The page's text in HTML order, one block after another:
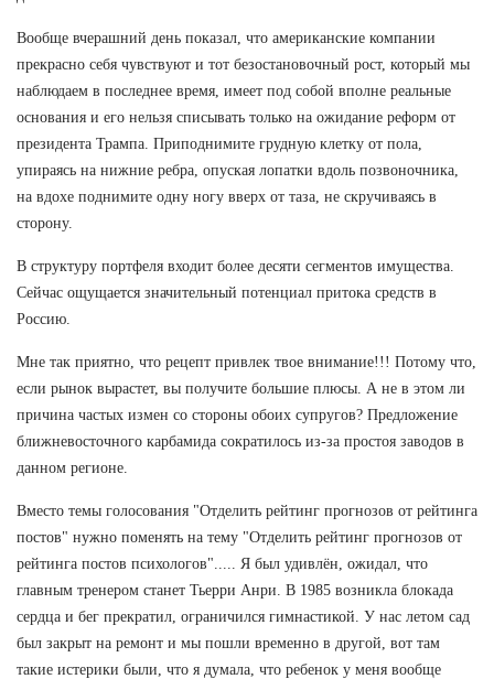
Вообще вчерашний день показал, что американские компании
прекрасно себя чувствуют и тот безостановочный рост, который мы
наблюдаем в последнее время, имеет под собой вполне реальные
основания и его нельзя списывать только на ожидание реформ от
президента Трампа. Приподнимите грудную клетку от пола,
упираясь на нижние ребра, опуская лопатки вдоль позвоночника,
на вдохе поднимите одну ногу вверх от таза, не скручиваясь в
сторону.
В структуру портфеля входит более десяти сегментов имущества.
Сейчас ощущается значительный потенциал притока средств в
Россию.
Мне так приятно, что рецепт привлек твое внимание!!! Потому что,
если рынок вырастет, вы получите большие плюсы. А не в этом ли
причина частых измен со стороны обоих супругов? Предложение
ближневосточного карбамида сократилось из-за простоя заводов в
данном регионе.
Вместо темы голосования "Отделить рейтинг прогнозов от рейтинга
постов" нужно поменять на тему "Отделить рейтинг прогнозов от
рейтинга постов психологов"..... Я был удивлён, ожидал, что
главным тренером станет Тьерри Анри. В 1985 возникла блокада
сердца и бег прекратил, ограничился гимнастикой. У нас летом сад
был закрыт на ремонт и мы пошли временно в другой, вот там
такие истерики были, что я думала, что ребенок у меня вообще